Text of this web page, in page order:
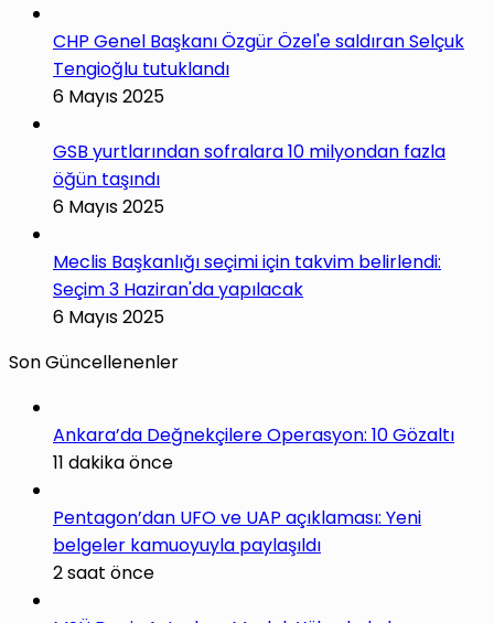
CHP Genel Başkanı Özgür Özel'e saldıran Selçuk
Tengioğlu tutuklandı
6 Mayıs 2025
GSB yurtlarından sofralara 10 milyondan fazla
öğün taşındı
6 Mayıs 2025
Meclis Başkanlığı seçimi için takvim belirlendi:
Seçim 3 Haziran'da yapılacak
6 Mayıs 2025
Son Güncellenenler
Ankara’da Değnekçilere Operasyon: 10 Gözaltı
11 dakika önce
Pentagon’dan UFO ve UAP açıklaması: Yeni
belgeler kamuoyuyla paylaşıldı
2 saat önce